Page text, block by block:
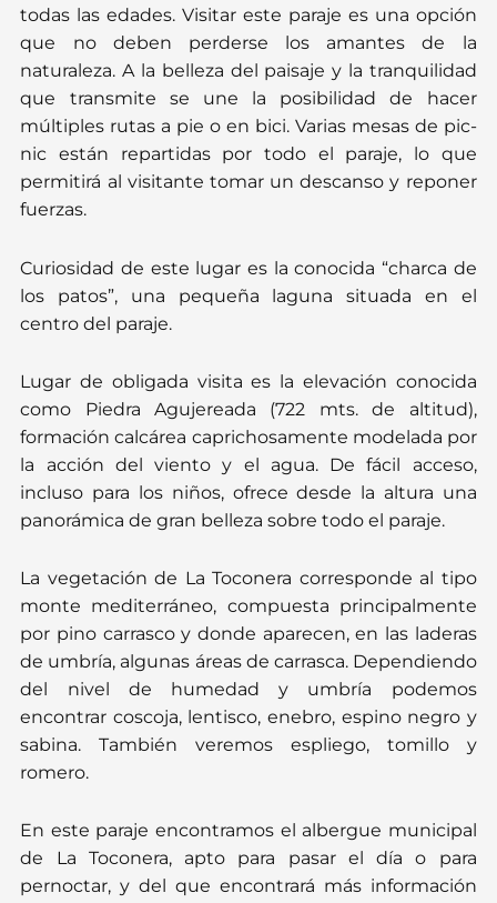
todas las edades. Visitar este paraje es una opción
que no deben perderse los amantes de la
naturaleza. A la belleza del paisaje y la tranquilidad
que transmite se une la posibilidad de hacer
múltiples rutas a pie o en bici. Varias mesas de pic-
nic están repartidas por todo el paraje, lo que
permitirá al visitante tomar un descanso y reponer
fuerzas.
Curiosidad de este lugar es la conocida “charca de
los patos”, una pequeña laguna situada en el
centro del paraje.
Lugar de obligada visita es la elevación conocida
como Piedra Agujereada (722 mts. de altitud),
formación calcárea caprichosamente modelada por
la acción del viento y el agua. De fácil acceso,
incluso para los niños, ofrece desde la altura una
panorámica de gran belleza sobre todo el paraje.
La vegetación de La Toconera corresponde al tipo
monte mediterráneo, compuesta principalmente
por pino carrasco y donde aparecen, en las laderas
de umbría, algunas áreas de carrasca. Dependiendo
del nivel de humedad y umbría podemos
encontrar coscoja, lentisco, enebro, espino negro y
sabina. También veremos espliego, tomillo y
romero.
En este paraje encontramos el albergue municipal
de La Toconera, apto para pasar el día o para
pernoctar, y del que encontrará más información